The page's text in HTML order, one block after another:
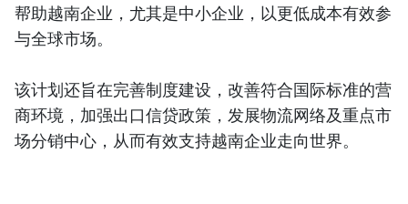
帮助越南企业，尤其是中小企业，以更低成本有效参
与全球市场。
该计划还旨在完善制度建设，改善符合国际标准的营
商环境，加强出口信贷政策，发展物流网络及重点市
场分销中心，从而有效支持越南企业走向世界。